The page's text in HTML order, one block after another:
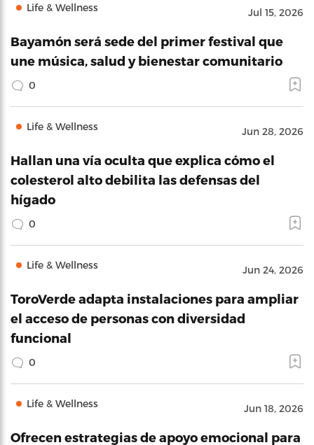
Life & Wellness Jul 15, 2026
Bayamón será sede del primer festival que
une música, salud y bienestar comunitario
0
Life & Wellness Jun 28, 2026
Hallan una vía oculta que explica cómo el
colesterol alto debilita las defensas del
hígado
0
Life & Wellness Jun 24, 2026
ToroVerde adapta instalaciones para ampliar
el acceso de personas con diversidad
funcional
0
Life & Wellness Jun 18, 2026
Ofrecen estrategias de apoyo emocional para